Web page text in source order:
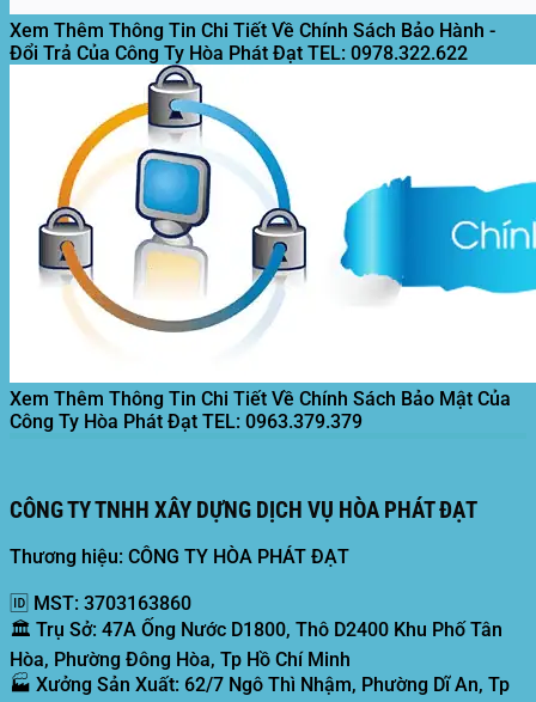
Xem Thêm Thông Tin Chi Tiết Về Chính Sách Bảo Hành -
Đổi Trả Của Công Ty Hòa Phát Đạt TEL: 0978.322.622
Xem Thêm Thông Tin Chi Tiết Về Chính Sách Bảo Mật Của
Công Ty Hòa Phát Đạt TEL: 0963.379.379
CÔNG TY TNHH XÂY DỰNG DỊCH VỤ HÒA PHÁT ĐẠT
Thương hiệu: CÔNG TY HÒA PHÁT ĐẠT
🆔 MST: 3703163860
🏛️ Trụ Sở: 47A Ống Nước D1800, Thô D2400 Khu Phố Tân
Hòa, Phường Đông Hòa, Tp Hồ Chí Minh
🏭 Xưởng Sản Xuất: 62/7 Ngô Thì Nhậm, Phường Dĩ An, Tp